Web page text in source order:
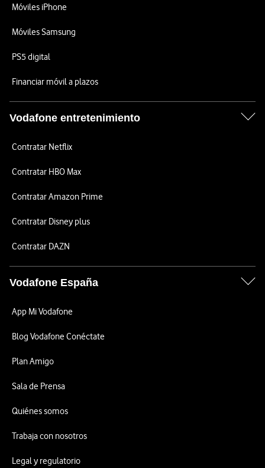
Móviles iPhone
Móviles Samsung
PS5 digital
Financiar móvil a plazos
Vodafone entretenimiento
Contratar Netflix
Contratar HBO Max
Contratar Amazon Prime
Contratar Disney plus
Contratar DAZN
Vodafone España
App Mi Vodafone
Blog Vodafone Conéctate
Plan Amigo
Sala de Prensa
Quiénes somos
Trabaja con nosotros
Legal y regulatorio